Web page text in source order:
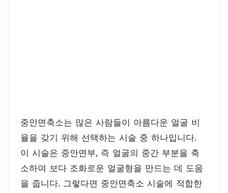
중안면축소는 많은 사람들이 아름다운 얼굴 비
율을 갖기 위해 선택하는 시술 중 하나입니다.
이 시술은 중안면부, 즉 얼굴의 중간 부분을 축
소하여 보다 조화로운 얼굴형을 만드는 데 도움
을 줍니다. 그렇다면 중안면축소 시술에 적합한